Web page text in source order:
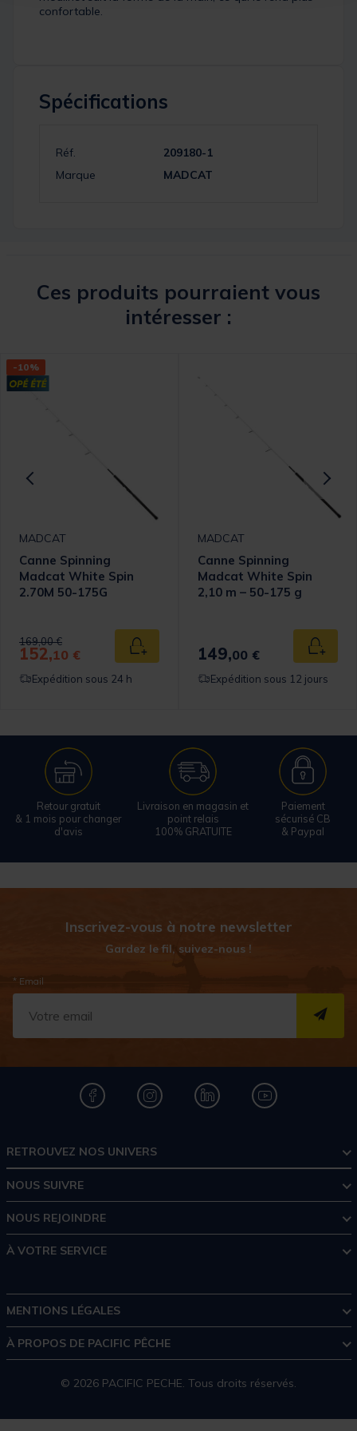
confortable.
Spécifications
Réf.
209180-1
Marque
MADCAT
Ces produits pourraient vous
intéresser :
panier
-10%
MADCAT
Canne Spinning
Madcat White Spin
2.70M 50-175G
Price reduced from
169,00 €to
152,10 € Ajouter au panier
Expédition sous 24 h
MADCAT
Canne Spinning
Madcat White Spin
2,10 m – 50-175 g
149,00 €
Expédition sous 12 jours
Retour gratuit
& 1 mois pour changer
d'avis
Livraison en magasin et
point relais
100% GRATUITE
Paiement
sécurisé CB
& Paypal
Inscrivez-vous à notre newsletter
Gardez le fil, suivez-nous !
* Email
RETROUVEZ NOS UNIVERS
NOUS SUIVRE
NOUS REJOINDRE
À VOTRE SERVICE
MENTIONS LÉGALES
À PROPOS DE PACIFIC PÊCHE
© 2026 PACIFIC PECHE. Tous droits réservés.